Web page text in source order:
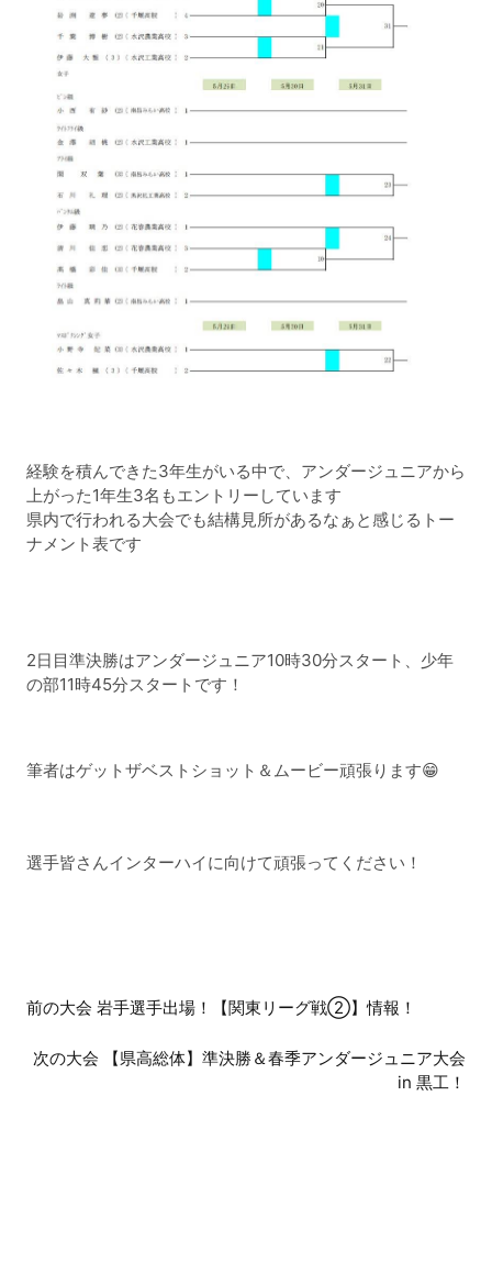
経験を積んできた3年生がいる中で、アンダージュニアから
上がった1年生3名もエントリーしています
県内で行われる大会でも結構見所があるなぁと感じるトー
ナメント表です
2日目準決勝はアンダージュニア10時30分スタート、少年
の部11時45分スタートです！
筆者はゲットザベストショット＆ムービー頑張ります😁
選手皆さんインターハイに向けて頑張ってください！
前
後
前の大会 岩手選手出場！【関東リーグ戦②】情報！
次の大会 【県高総体】準決勝＆春季アンダージュニア大会
in 黒工！